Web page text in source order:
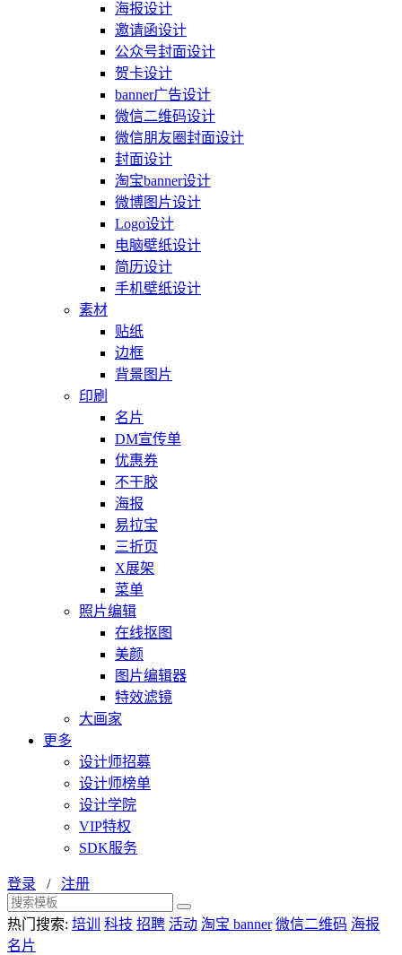
海报设计
邀请函设计
公众号封面设计
贺卡设计
banner广告设计
微信二维码设计
微信朋友圈封面设计
封面设计
淘宝banner设计
微博图片设计
Logo设计
电脑壁纸设计
简历设计
手机壁纸设计
素材
贴纸
边框
背景图片
印刷
名片
DM宣传单
优惠券
不干胶
海报
易拉宝
三折页
X展架
菜单
照片编辑
在线抠图
美颜
图片编辑器
特效滤镜
大画家
更多
设计师招募
设计师榜单
设计学院
VIP特权
SDK服务
登录 / 注册
热门搜索: 培训 科技 招聘 活动 淘宝 banner 微信二维码 海报
名片